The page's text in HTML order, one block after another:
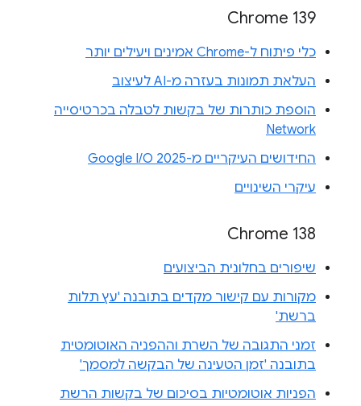
Chrome 139
כלי פיתוח ל-Chrome אמינים ויעילים יותר
העלאת תמונות בעזרה מ-AI לעיצוב
הוספת כותרות של בקשות לטבלה בכרטיסייה
Network
החידושים העיקריים מ-Google I/O 2025
עיקרי השינויים
Chrome 138
שיפורים בחלונית הביצועים
מקורות עם קישור מקדים בתובנה 'עץ תלות
ברשת'
זמני התגובה של השרת וההפניה האוטומטית
בתובנה 'זמן הטעינה של הבקשה למסמך'
הפניות אוטומטיות בסיכום של בקשות הרשת